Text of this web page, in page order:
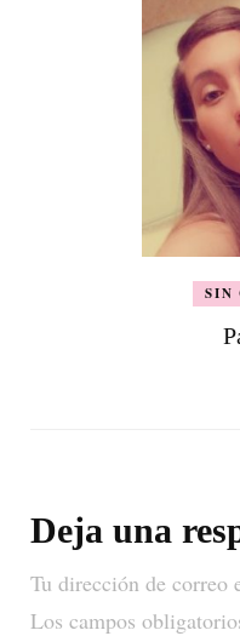
SIN
Deja una
Tu dirección de correo
Los campos